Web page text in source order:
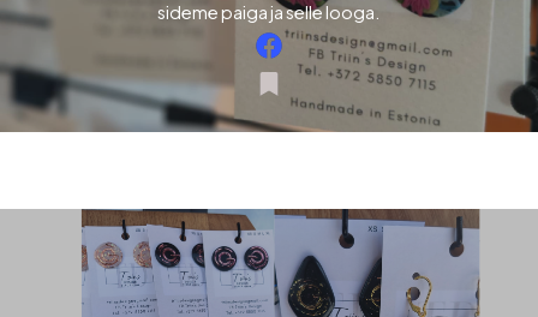
sideme paiga ja selle looga.